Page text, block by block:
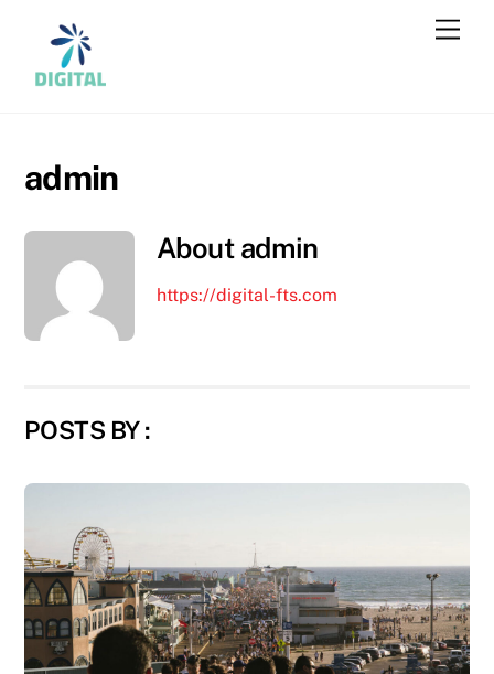
content
admin
About admin
https://digital-fts.com
POSTS BY :